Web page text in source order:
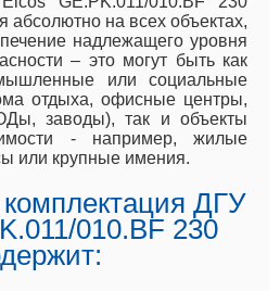
абсолютно на всех объектах,
надлежащего уровня
– это могут быть как
или социальные
отдыха, офисные центры,
заводы), так и объекты
- например, жилые
или крупные имения.
ДГУ
010.BF 230